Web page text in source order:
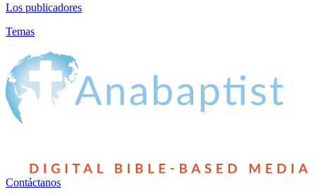
Los publicadores
Temas
Contáctanos